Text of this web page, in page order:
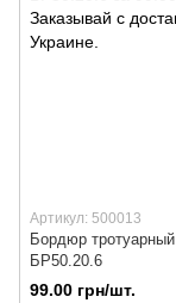
Артикул: 500013
Бордюр тротуарный
БР50.20.6
99.00 грн/шт.